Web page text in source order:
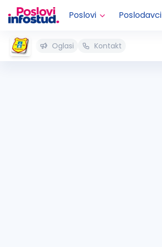
Poslovi Poslodavci
Oglasi Kontakt